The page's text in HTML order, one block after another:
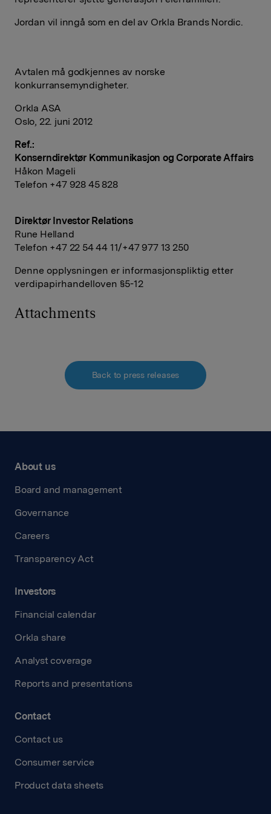
Jordan vil inngå som en del av Orkla Brands Nordic.
Avtalen må godkjennes av norske
konkurransemyndigheter.
Orkla ASA
Oslo, 22. juni 2012
Ref.:
Konserndirektør Kommunikasjon og Corporate Affairs
Håkon Mageli
Telefon +47 928 45 828
Direktør Investor Relations
Rune Helland
Telefon +47 22 54 44 11/+47 977 13 250
Denne opplysningen er informasjonspliktig etter
verdipapirhandelloven §5-12
Attachments
Back to press releases
About us
Board and management
Governance
Careers
Transparency Act
Investors
Financial calendar
Orkla share
Analyst coverage
Reports and presentations
Contact
Contact us
Consumer service
Product data sheets